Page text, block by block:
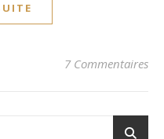
7 Commentaires